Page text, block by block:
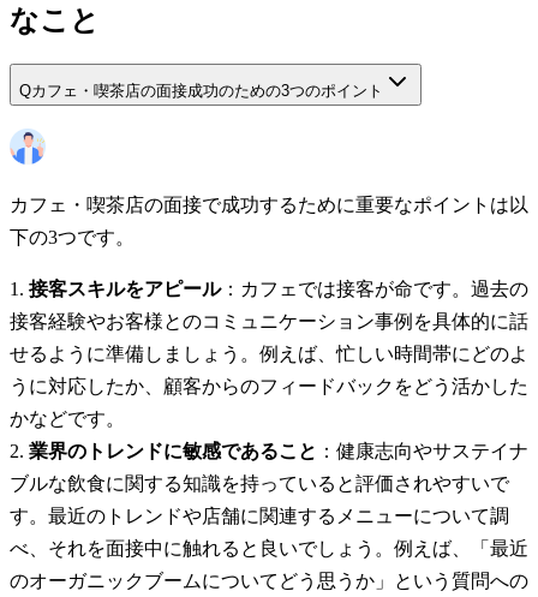
なこと
Qカフェ・喫茶店の面接成功のための3つのポイント
カフェ・喫茶店の面接で成功するために重要なポイントは以
下の3つです。
接客スキルをアピール：カフェでは接客が命です。過去の
接客経験やお客様とのコミュニケーション事例を具体的に話
せるように準備しましょう。例えば、忙しい時間帯にどのよ
うに対応したか、顧客からのフィードバックをどう活かした
かなどです。
業界のトレンドに敏感であること ：健康志向やサステイナ
ブルな飲食に関する知識を持っていると評価されやすいで
す。最近のトレンドや店舗に関連するメニューについて調
べ、それを面接中に触れると良いでしょう。例えば、「最近
のオーガニックブームについてどう思うか」という質問への